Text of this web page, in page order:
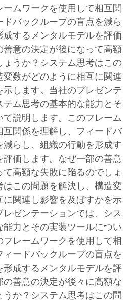
ムワークを使用して相互関
バックループの盲点を減ら
成するメンタルモデルを評価
善意の決定が後になって高額
ょうか？システム思考はこの
変数がどのように相互に関連
示します。当社のプレゼンテ
ム思考の基本的な能力とそ
説明します。このフレーム
互関係を理解し、フィードバ
減らし、組織の行動を形成す
評価します。なぜ一部の善意
高額な失敗に陥るのでしょ
はこの問題を解決し、構造変
関連し影響を及ぼすかを示
レゼンテーションでは、シス
力とその実装ツールについ
レームワークを使用して相
ードバックループの盲点を
成するメンタルモデルを評
善意の決定が後々に高額な
か？システム思考はこの問